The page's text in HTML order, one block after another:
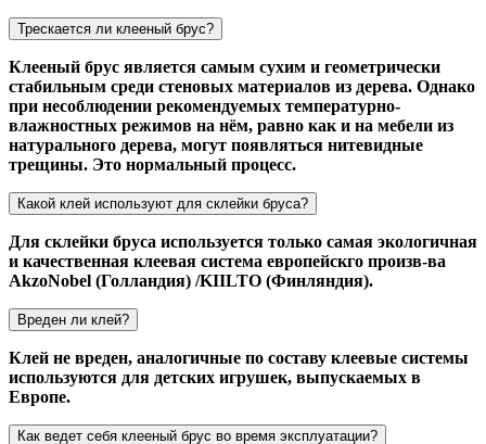
Трескается ли клееный брус?
Клееный брус является самым сухим и геометрически
стабильным среди стеновых материалов из дерева. Однако
при несоблюдении рекомендуемых температурно-
влажностных режимов на нём, равно как и на мебели из
натурального дерева, могут появляться нитевидные
трещины. Это нормальный процесс.
Какой клей используют для склейки бруса?
Для склейки бруса используется только самая экологичная
и качественная клеевая система европейскго произв-ва
AkzoNobel (Голландия) /KIILTO (Финляндия).
Вреден ли клей?
Клей не вреден, аналогичные по составу клеевые системы
используются для детских игрушек, выпускаемых в
Европе.
Как ведет себя клееный брус во время эксплуатации?